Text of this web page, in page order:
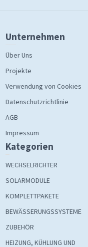
Unternehmen
Über Uns
Projekte
Verwendung von Cookies
Datenschutzrichtlinie
AGB
Impressum
Kategorien
WECHSELRICHTER
SOLARMODULE
KOMPLETTPAKETE
BEWÄSSERUNGSSYSTEME
ZUBEHÖR
HEIZUNG, KÜHLUNG UND